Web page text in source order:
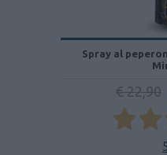
Spray al
€ 22,90